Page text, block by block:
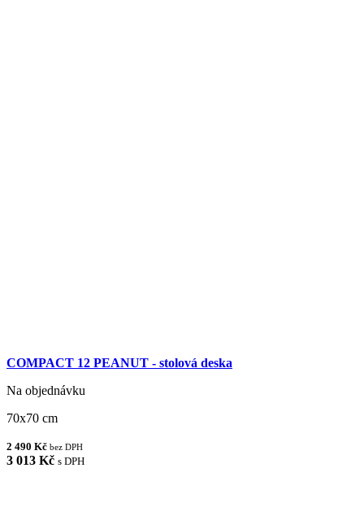
COMPACT 12 PEANUT - stolová deska
Na objednávku
70x70 cm
2 490 Kč bez DPH
3 013 Kč s DPH